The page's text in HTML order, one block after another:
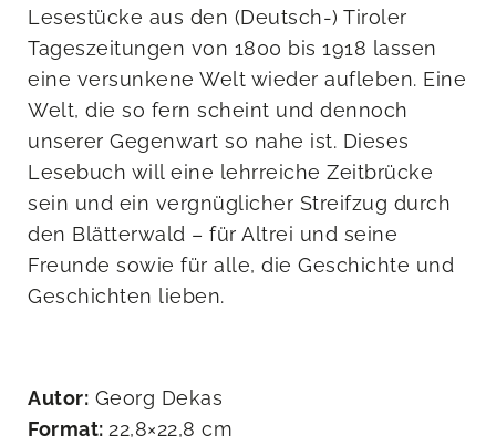
Lesestücke aus den (Deutsch-) Tiroler
Tageszeitungen von 1800 bis 1918 lassen
eine versunkene Welt wieder aufleben. Eine
Welt, die so fern scheint und dennoch
unserer Gegenwart so nahe ist. Dieses
Lesebuch will eine lehrreiche Zeitbrücke
sein und ein vergnüglicher Streifzug durch
den Blätterwald – für Altrei und seine
Freunde sowie für alle, die Geschichte und
Geschichten lieben.
Autor: Georg Dekas
Format: 22,8×22,8 cm